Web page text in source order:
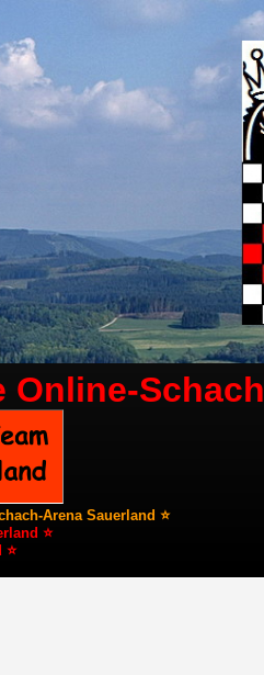
Online-Schach
Arena Sauerland ⭐
⭐